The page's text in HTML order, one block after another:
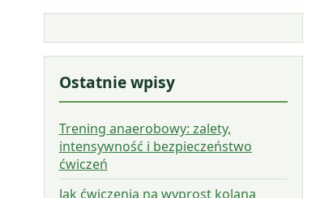
Ostatnie wpisy
Trening anaerobowy: zalety,
intensywność i bezpieczeństwo
ćwiczeń
Jak ćwiczenia na wyprost kolana